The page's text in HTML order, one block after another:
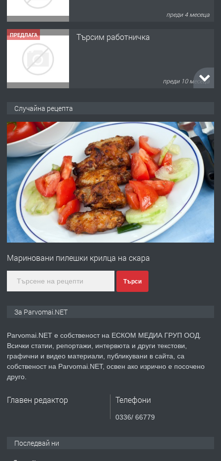
преди 4 месеца
ПРЕДЛАГА Търсим работничка
преди 10 месеца
преди 1 година
ПРЕДЛАГА Работа за общи работници
преди 1 година
ПРЕДЛАГА
Първи поход "По стъпките на Ангел
преди 1 година
ПРЕДЛАГА Уроци по Математика
Случайна рецепта
Мариновани пилешки крилца на скара
Търси
За Parvomai.NET
Parvomai.NET е собственост на ЕСКОМ МЕДИА ГРУП ООД.
Всички статии, репортажи, интервюта и други текстови,
графични и видео материали, публикувани в сайта, са
собственост на Parvomai.NET, освен ако изрично е посочено
друго.
Главен редактор Телефони
0336/ 66779
Последвай ни